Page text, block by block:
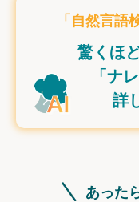
「自然言語
驚くほ
「ナ
詳
あった